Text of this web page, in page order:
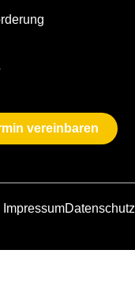
vereinbaren
ImpressumDatenschutz